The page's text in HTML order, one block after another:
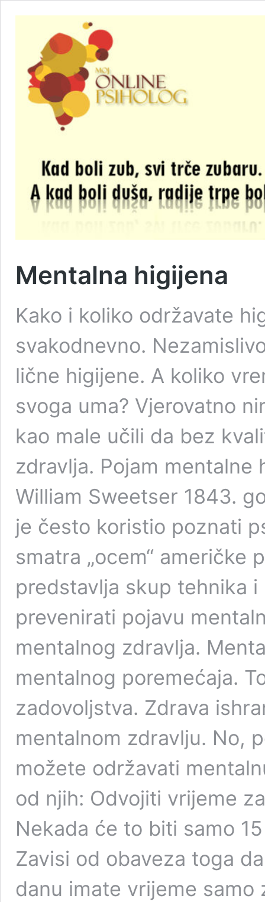
Mentalna higijena
Kako i koliko održavate
svakodnevno.
lične higijene. A koliko
svoga uma? Vjerovatno
kao male učili da bez
zdravlja. Pojam
William Sweetser 1843.
je često koristio poznati
smatra „ocem“ američke
predstavlja skup tehnika
prevenirati pojavu
mentalnog zdravlja.
mentalnog poremećaja.
zadovoljstva. Zdrava
mentalnom zdravlju. No,
možete održavati
od njih: Odvojiti vrijeme
Nekada će to biti samo
Zavisi od obaveza toga
danu imate vrijeme samo